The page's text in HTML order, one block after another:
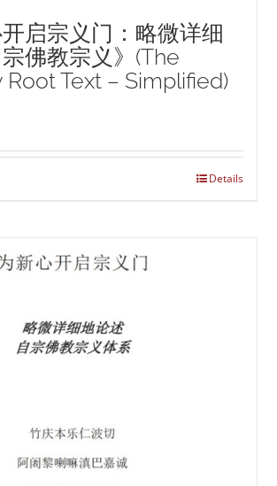
开启宗义门：略微详细
佛教宗义》(The
Root Text – Simplified)
Details